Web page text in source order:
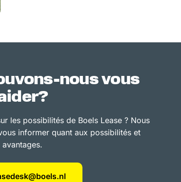
nous vous
les possibilités de Boels Lease ? Nous
informer quant aux possibilités et
avantages.